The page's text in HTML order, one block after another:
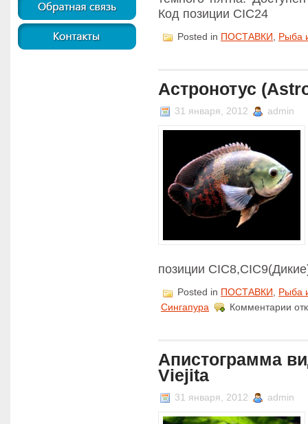
Код позиции CIC24
Posted in ПОСТАВКИ Рыба
Астронотус
31 января, 2012 admin
позиции
Posted in ПОСТАВКИ, Рыба
Сингапура
Комментарии
Апистограмма
Viejita
31 января, 2012 admin